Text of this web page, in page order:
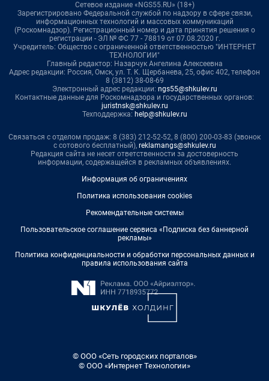
Сетевое издание «NGS55.RU» (18+)
Зарегистрировано Федеральной службой по надзору в сфере связи,
информационных технологий и массовых коммуникаций
(Роскомнадзор). Регистрационный номер и дата принятия решения о
регистрации - ЭЛ № ФС 77 - 78819 от 07.08.2020 г.
Учредитель: Общество с ограниченной ответственностью "ИНТЕРНЕТ
ТЕХНОЛОГИИ"
Главный редактор: Назарчук Ангелина Алексеевна
Адрес редакции: Россия, Омск, ул. Т. К. Щербанева, 25, офис 402, телефон
8 (3812) 38-08-69
Электронный адрес редакции: ngs55@shkulev.ru
Контактные данные для Роскомнадзора и государственных органов:
juristnsk@shkulev.ru
Техподдержка: help@shkulev.ru
Связаться с отделом продаж: 8 (383) 212-52-52, 8 (800) 200-03-83 (звонок
с сотового бесплатный), reklamangs@shkulev.ru
Редакция сайта не несет ответственности за достоверность
информации, содержащейся в рекламных объявлениях.
Информация об ограничениях
Политика использования cookies
Рекомендательные системы
Пользовательское соглашение сервиса «Подписка без баннерной
рекламы»
Политика конфиденциальности и обработки персональных данных и
правила использования сайта
© ООО «Сеть городских порталов»
© ООО «Интернет Технологии»